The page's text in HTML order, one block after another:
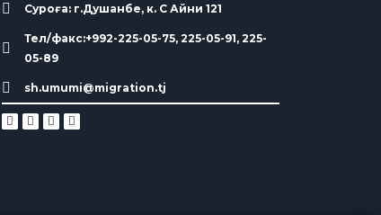
Суроға: г.Душанбе, к. С Айни 121
Тел/факс:+992-225-05-75, 225-05-91, 225-
05-89
sh.umumi@migration.tj